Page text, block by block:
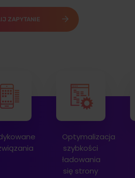
ZAPYTANIE
Optymalizacja
szybkości
Audyt
techniczny